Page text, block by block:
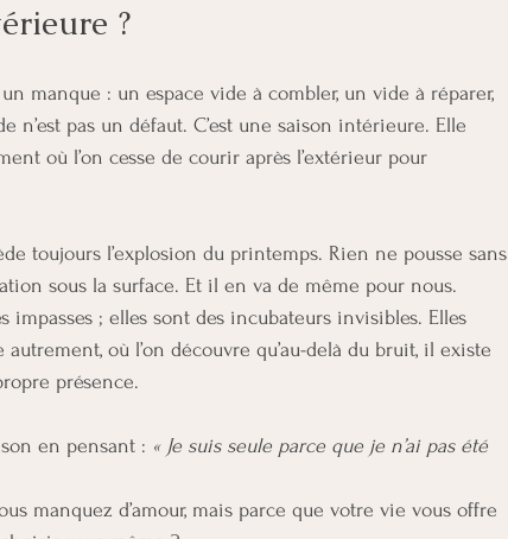
?
manque : un espace vide à combler, un vide à réparer,
n’est pas un défaut. C’est une saison intérieure. Elle
où l’on cesse de courir après l’extérieur pour
toujours l’explosion du printemps. Rien ne pousse sans
sous la surface. Et il en va de même pour nous.
; elles sont des incubateurs invisibles. Elles
où l’on découvre qu’au-delà du bruit, il existe
présence.
en pensant : « Je suis seule parce que je n’ai pas été
manquez d’amour, mais parce que votre vie vous offre